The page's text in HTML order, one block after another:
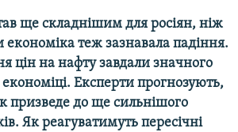
ще складнішим для росіян, ніж
економіка теж зазнавала падіння.
цін на нафту завдали значного
економіці. Експерти прогнозують,
призведе до ще сильнішого
Як реагуватимуть пересічні